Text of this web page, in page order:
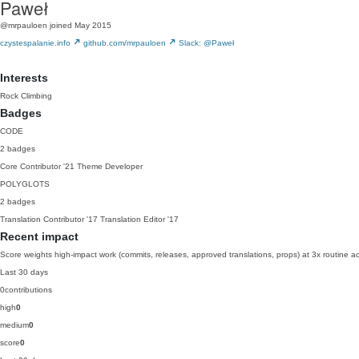
Paweł
@mrpauloen joined May 2015
czystespalanie.info
github.com/mrpauloen Slack: @Paweł
Interests
Rock Climbing
Badges
CODE
2 badges
Core Contributor '21 Theme Developer
POLYGLOTS
2 badges
Translation Contributor '17 Translation Editor '17
Recent impact
Score weights high-impact work (commits, releases, approved translations, props) at 3x routine
Last 30 days
0contributions
high0
medium0
score0